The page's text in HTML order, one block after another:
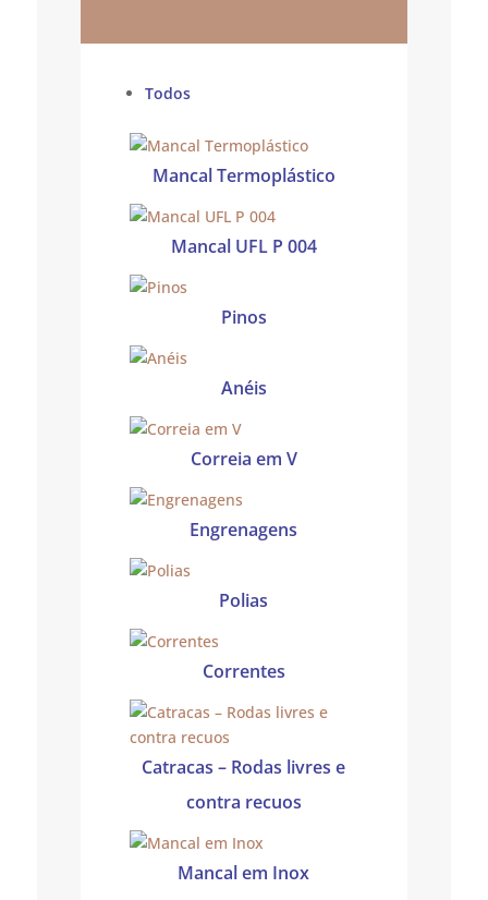
Todos
Mancal Termoplástico
Mancal UFL P 004
Pinos
Anéis
Correia em V
Engrenagens
Polias
Correntes
Catracas – Rodas livres e
contra recuos
Mancal em Inox